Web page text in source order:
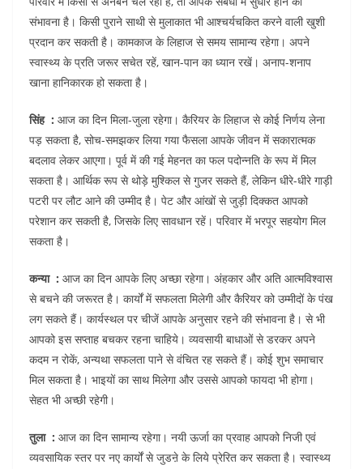
संभावना है। किसी पुराने साथी से मुलाकात भी आश्चर्यचकित करने वाली खुशी
प्रदान कर सकती है। कामकाज के लिहाज से समय सामान्य रहेगा। अपने
स्वास्थ्य के प्रति जरूर सचेत रहें, खान-पान का ध्यान रखें। अनाप-शनाप
खाना हानिकारक हो सकता है।
सिंह : आज का दिन मिला-जुला रहेगा। कैरियर के लिहाज से कोई निर्णय लेना
पड़ सकता है, सोच-समझकर लिया गया फैसला आपके जीवन में सकारात्मक
बदलाव लेकर आएगा। पूर्व में की गई मेहनत का फल पदोन्नति के रूप में मिल
सकता है। आर्थिक रूप से थोड़े मुश्किल से गुजर सकते हैं, लेकिन धीरे-धीरे गाड़ी
पटरी पर लौट आने की उम्मीद है। पेट और आंखों से जुड़ी दिक्कत आपको
परेशान कर सकती है, जिसके लिए सावधान रहें। परिवार में भरपूर सहयोग मिल
सकता है।
कन्या : आज का दिन आपके लिए अच्छा रहेगा। अंहकार और अति आत्मविश्वास
से बचने की जरूरत है। कार्यों में सफलता मिलेगी और कैरियर को उम्मीदों के पंख
लग सकते हैं। कार्यस्थल पर चीजें आपके अनुसार रहने की संभावना है। से भी
आपको इस सप्ताह बचकर रहना चाहिये। व्यवसायी बाधाओं से डरकर अपने
कदम न रोकें, अन्यथा सफलता पाने से वंचित रह सकते हैं। कोई शुभ समाचार
मिल सकता है। भाइयों का साथ मिलेगा और उससे आपको फायदा भी होगा।
सेहत भी अच्छी रहेगी।
तुला : आज का दिन सामान्य रहेगा। नयी ऊर्जा का प्रवाह आपको निजी एवं
व्यवसायिक स्तर पर नए कार्यों से जुडऩे के लिये प्रेरित कर सकता है। स्वास्थ्य